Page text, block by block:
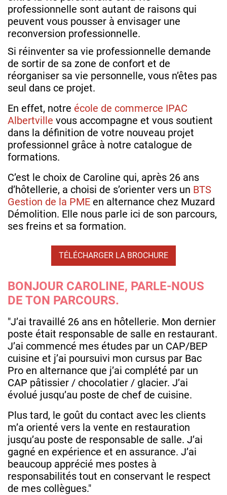
professionnelle sont autant de raisons qui
peuvent vous pousser à envisager une
reconversion professionnelle.
Si réinventer sa vie professionnelle demande
de sortir de sa zone de confort et de
réorganiser sa vie personnelle, vous n’êtes pas
seul dans ce projet.
En effet, notre école de commerce IPAC
Albertville vous accompagne et vous soutient
dans la définition de votre nouveau projet
professionnel grâce à notre catalogue de
formations.
C’est le choix de Caroline qui, après 26 ans
d’hôtellerie, a choisi de s’orienter vers un BTS
Gestion de la PME en alternance chez Muzard
Démolition. Elle nous parle ici de son parcours,
ses freins et sa formation.
TÉLÉCHARGER LA BROCHURE
BONJOUR CAROLINE, PARLE-NOUS
DE TON PARCOURS.
"J’ai travaillé 26 ans en hôtellerie. Mon dernier
poste était responsable de salle en restaurant.
J’ai commencé mes études par un CAP/BEP
cuisine et j’ai poursuivi mon cursus par Bac
Pro en alternance que j’ai complété par un
CAP pâtissier / chocolatier / glacier. J’ai
évolué jusqu’au poste de chef de cuisine.
Plus tard, le goût du contact avec les clients
m’a orienté vers la vente en restauration
jusqu’au poste de responsable de salle. J’ai
gagné en expérience et en assurance. J’ai
beaucoup apprécié mes postes à
responsabilités tout en conservant le respect
de mes collègues."